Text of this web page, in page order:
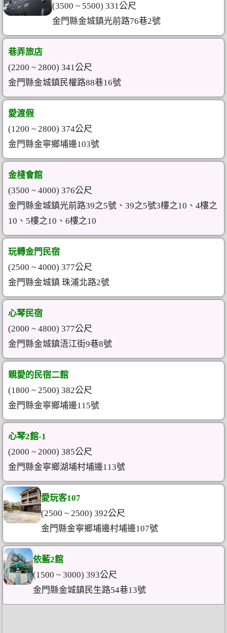
(3500 ~ 5500) 331公尺
金門縣金城鎮光前路76巷2號
巷弄旅店
(2200 ~ 2800) 341公尺
金門縣金城鎮民權路88巷16號
愛渡假
(1200 ~ 2800) 374公尺
金門縣金寧鄉埔邊103號
金棧會館
(3500 ~ 4000) 376公尺
金門縣金城鎮光前路39之5號、39之5號3樓之10、4樓之
10、5樓之10、6樓之10
玩轉金門民宿
(2500 ~ 4000) 377公尺
金門縣金城鎮 珠浦北路2號
心琴民宿
(2000 ~ 4800) 377公尺
金門縣金城鎮浯江街9巷8號
親愛的民宿二館
(1800 ~ 2500) 382公尺
金門縣金寧鄉埔邊115號
心琴2館-1
(2000 ~ 2000) 385公尺
金門縣金寧鄉湖埔村埔邊113號
愛玩客107
(2500 ~ 2500) 392公尺
金門縣金寧鄉埔邊村埔邊107號
依藍2館
(1500 ~ 3000) 393公尺
金門縣金城鎮民生路54巷13號